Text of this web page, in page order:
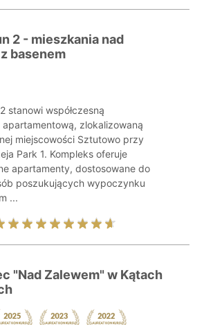
2 - mieszkania nad
basenem
stanowi współczesną
zlokalizowaną
miejscowości Sztutowo przy
Park 1. Kompleks oferuje
apartamenty, dostosowane do
poszukujących wypoczynku
...
"Nad Zalewem" w Kątach